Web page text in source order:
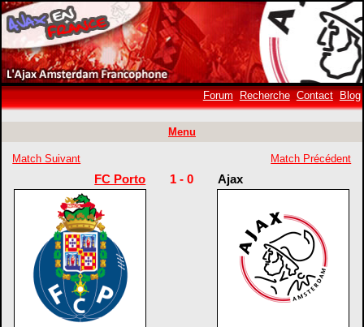
Forum Recherche Contact Blog
Menu
Match Suivant Match Précédent
FC Porto 1 - 0 Ajax